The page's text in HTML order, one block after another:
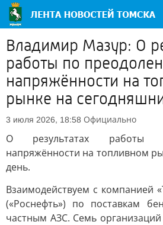
Владимир Мазур: О
работы по
напряжённости на
рынке на
3 июля 2026, 18:58 Официально
О результатах работы
напряжённости на топливном
день.
Взаимодействуем с компанией
(«Роснефть») по поставкам
частным АЗС. Семь